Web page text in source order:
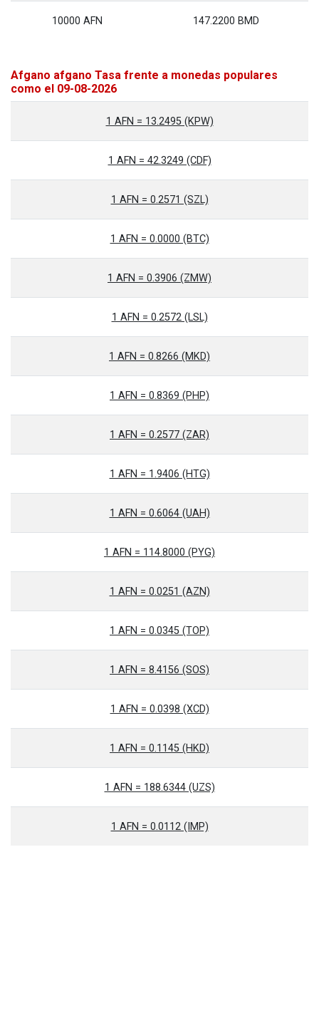
10000 AFN 147.2200 BMD
Afgano afgano Tasa frente a monedas populares
como el 09-08-2026
1 AFN = 13.2495 (KPW)
1 AFN = 42.3249 (CDF)
1 AFN = 0.2571 (SZL)
1 AFN = 0.0000 (BTC)
1 AFN = 0.3906 (ZMW)
1 AFN = 0.2572 (LSL)
1 AFN = 0.8266 (MKD)
1 AFN = 0.8369 (PHP)
1 AFN = 0.2577 (ZAR)
1 AFN = 1.9406 (HTG)
1 AFN = 0.6064 (UAH)
1 AFN = 114.8000 (PYG)
1 AFN = 0.0251 (AZN)
1 AFN = 0.0345 (TOP)
1 AFN = 8.4156 (SOS)
1 AFN = 0.0398 (XCD)
1 AFN = 0.1145 (HKD)
1 AFN = 188.6344 (UZS)
1 AFN = 0.0112 (IMP)